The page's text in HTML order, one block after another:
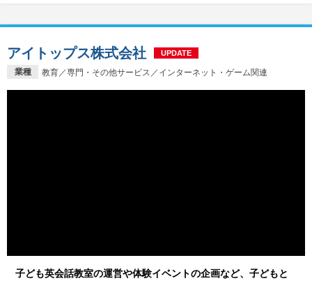
業種 教育／専門・その他サービス／インターネット・ゲーム関連
アイトップス株式会社 UPDATE
子ども英会話教室の運営や体験イベントの企画など、子どもと